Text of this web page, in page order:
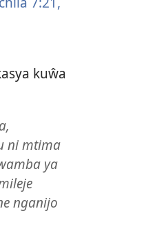
kuŵa
ni mtima
ya
nganijo